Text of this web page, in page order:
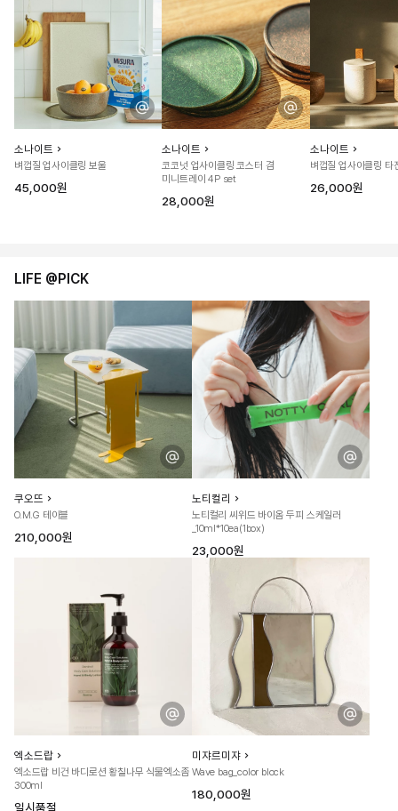
소나이트
벼껍질 업사이클링 보울
45,000원
소나이트
코코넛 업사이클링 코스터 겸
미니트레이 4P set
28,000원
소나이트
벼껍질 업사이클링 타
26,000원
LIFE @PICK
쿠오뜨
O.M.G 테이블
210,000원
노티컬리
노티컬리 씨위드 바이옴 두피 스케일러
_10ml*10ea(1box)
23,000원
엑소드랍
엑소드랍 비건 바디로션 황칠나무 식물엑소좀
300ml
일시품절
미쟈르미쟈
Wave bag_color block
180,000원